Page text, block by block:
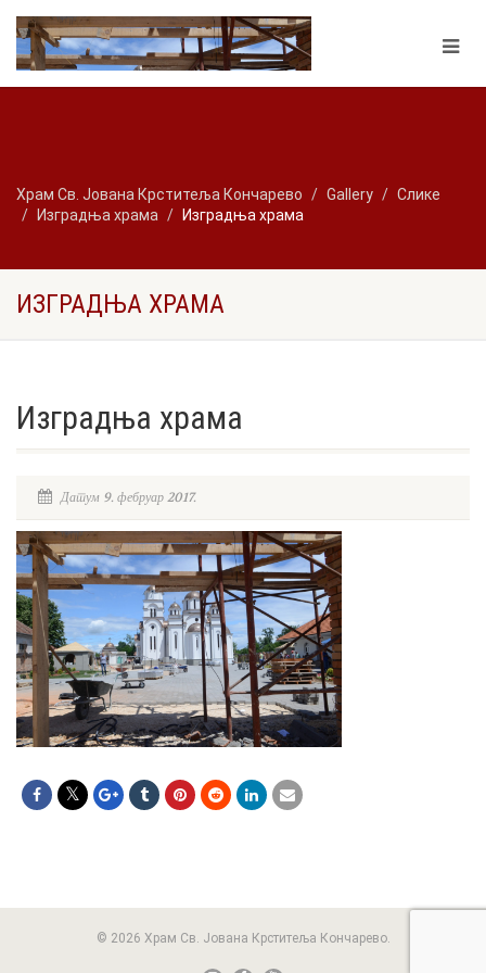
Храм Св. Јована Крститеља Кончарево Gallery
Слике
Изградња храма
Изградња храма
ИЗГРАДЊА ХРАМА
Изградња храма
Датум 9. фебруар 2017.
© 2026 Храм Св. Јована Крститеља Кончарево.